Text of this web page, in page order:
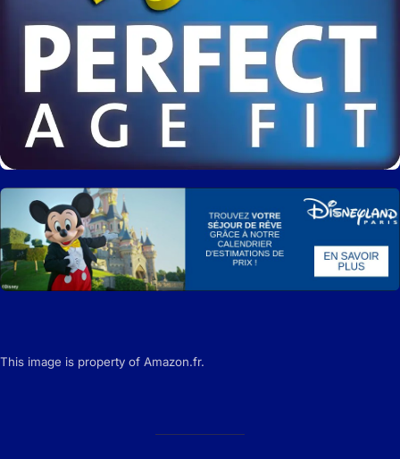
This image is property of Amazon.fr.